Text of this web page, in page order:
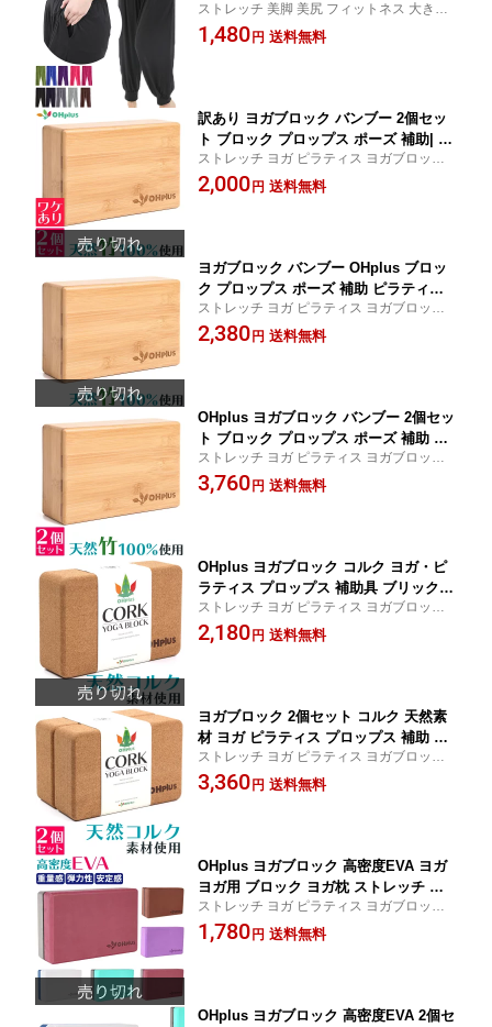
ルエル スポーツ ウォーキング ホットヨ
ガ 部屋着 ルームウェア パジャマ かわ
ストレッチ 美脚 美尻 フィットネス 大きい
カジュアル
1,480 円 送料無料
訳あり ヨガブロック バンブー 2個セッ
ト ブロック プロップス ポーズ 補助| ヨ
ガグッズ ピラティス フィットネス スト
レッチ トレーニング器具 ストレッチグ
ストレッチ ヨガ ピラティス ヨガブロック
フィットネス yoga block
2,000 円 送料無料
ヨガブロック バンブー OHplus ブロッ
ク プロップス ポーズ 補助 ピラティス
ヨガグッズ ストレッチグッズ フィット
ネス エクササイズ ストレッチ トレーニ
ストレッチ ヨガ ピラティス ヨガブロック
フィットネス yoga block
2,380 円 送料無料
OHplus ヨガブロック バンブー 2個セッ
ト ブロック プロップス ポーズ 補助 ヨ
ガグッズ ピラティス フィットネス スト
レッチ トレーニング器具 ストレッチグ
ストレッチ ヨガ ピラティス ヨガブロック
フィットネス yoga block
3,760 円 送料無料
OHplus ヨガブロック コルク ヨガ・ピ
ラティス プロップス 補助具 ブリック
ヨガ ピラティス ヨガグッズ ボルスター
ストレッチグッズ コルクブロック フィ
ストレッチ ヨガ ピラティス ヨガブロック
フィットネス
2,180 円 送料無料
ヨガブロック 2個セット コルク 天然素
材 ヨガ ピラティス プロップス 補助 ス
トレッチ コルクブロック フィットネス
エクササイズ ブリック ヨガグッズ
ストレッチ ヨガ ピラティス ヨガブロック
フィットネス
3,360 円 送料無料
OHplus ヨガブロック 高密度EVA ヨガ
ヨガ用 ブロック ヨガ枕 ストレッチ フ
ィットネス エクササイズ ヨガグッズ プ
ロップス ストレッチグッズ プロップス
ストレッチ ヨガ ピラティス ヨガブロック
フィットネス
1,780 円 送料無料
OHplus ヨガブロック 高密度EVA 2個セ